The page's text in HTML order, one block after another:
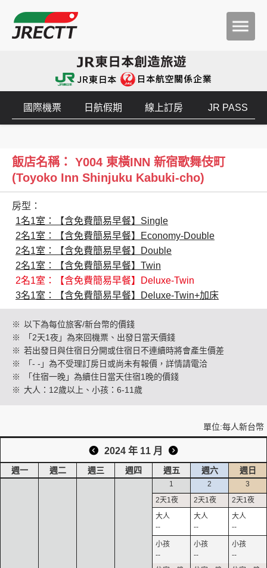
創造旅遊
國際機票 日航假期 線上訂房 JR PASS
飯店名稱： Y004 東橫INN 新宿歌舞伎町
(Toyoko Inn Shinjuku Kabuki-cho)
房型：
1名1室：【含免費簡易早餐】Single
2名1室：【含免費簡易早餐】Economy-Double
2名1室：【含免費簡易早餐】Double
2名1室：【含免費簡易早餐】Twin
2名1室：【含免費簡易早餐】Deluxe-Twin
3名1室：【含免費簡易早餐】Deluxe-Twin+加床
※ 以下為每位旅客/新台幣的價錢
※
「2天1夜」為來回機票、出發日當天價錢
※ 若出發日與住宿日分開或住宿日不連續時將會產生價差
※
「- -」為不受理訂房日或尚未有報價，詳情請電洽
※
「住宿一晚」為續住日當天住宿1晚的價錢
※ 大人：12歲以上、小孩：6-11歲
單位:每人新台幣
2024 年 11 月
週一 週二 週三 週四 週五 週六 週日
1
--
--
2
--
--
3
--
--